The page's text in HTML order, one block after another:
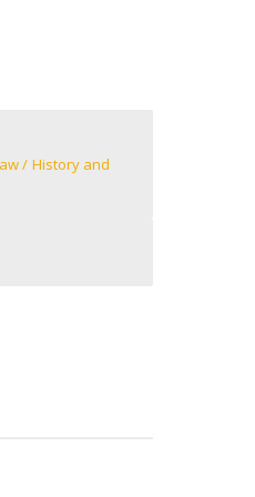
History and